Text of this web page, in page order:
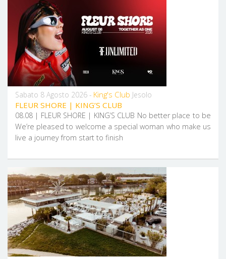
Sabato 8 Agosto 2026 - King's Club Jesolo
FLEUR SHORE | KING’S CLUB
08.08 | FLEUR SHORE | KING’S CLUB No better place to be
We’re pleased to welcome a special woman who make us
live a journey from start to finish